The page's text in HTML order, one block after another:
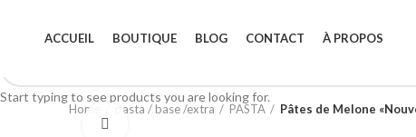
ACCUEIL BOUTIQUE BLOG CONTACT À PROPOS
Home pasta / base /extra PASTA
Pâtes de Melone
Start typing to see products you are looking for.